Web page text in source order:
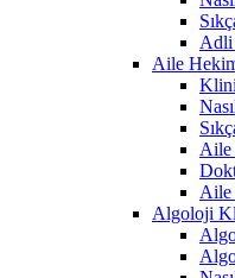
Adli
Aile
Aile
Aile
Algoloji